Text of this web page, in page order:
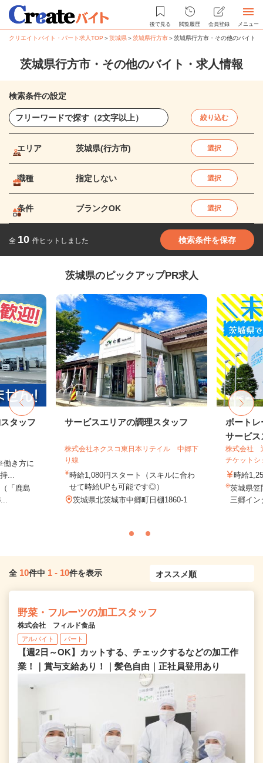
後で見る 閲覧履歴 会員登録 メニュー
クリエイトバイト・パート求人TOP ＞茨城県＞茨城県行方市＞茨城県行方市・その他のバイト
茨城県行方市・その他のバイト・求人情報
検索条件の設定
絞り込む
エリア 茨城県(行方市) 選択
職種 指定しない 選択
条件 ブランクOK 選択
全 10 件ヒットしました 検索条件を保存
茨城県のピックアップPR求人
タッフ
き方に
...
「鹿島
サービスエリアの調理スタッフ
株式会社ネクスコ東日本リテイル 中郷下
り線
時給1,080円スタート（スキルに合わ
せて時給UPも可能です◎）
茨城県北茨城市中郷町日棚1860-1
ボートレ
サービス
株式会社
チケットシ
時給
茨城県笠
三郷イ
全 10件中 1 - 10件を表示
野菜・フルーツの加工スタッフ
株式会社 フィルド食品
アルバイト パート
【週2日～OK】カットする、チェックするなどの加工作
業！｜賞与支給あり！｜髪色自由｜正社員登用あり